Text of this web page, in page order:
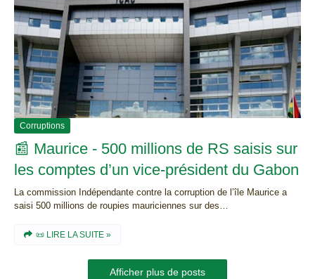
Corruptions
📰 Maurice - 500 millions de RS saisis sur
les comptes d’un vice-président du Gabon
La commission Indépendante contre la corruption de l’île Maurice a
saisi 500 millions de roupies mauriciennes sur des…
📜 LIRE LA SUITE »
Afficher plus de posts